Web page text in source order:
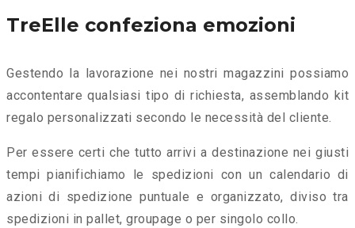
TreElle confeziona emozioni
Gestendo la lavorazione nei nostri magazzini possiamo
accontentare qualsiasi tipo di richiesta, assemblando kit
regalo personalizzati secondo le necessità del cliente.
Per essere certi che tutto arrivi a destinazione nei giusti
tempi pianifichiamo le spedizioni con un calendario di
azioni di spedizione puntuale e organizzato, diviso tra
spedizioni in pallet, groupage o per singolo collo.